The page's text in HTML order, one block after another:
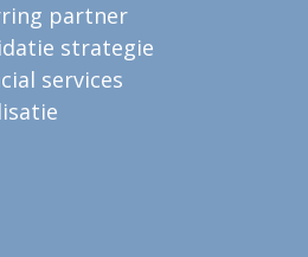
partner
strategie
services